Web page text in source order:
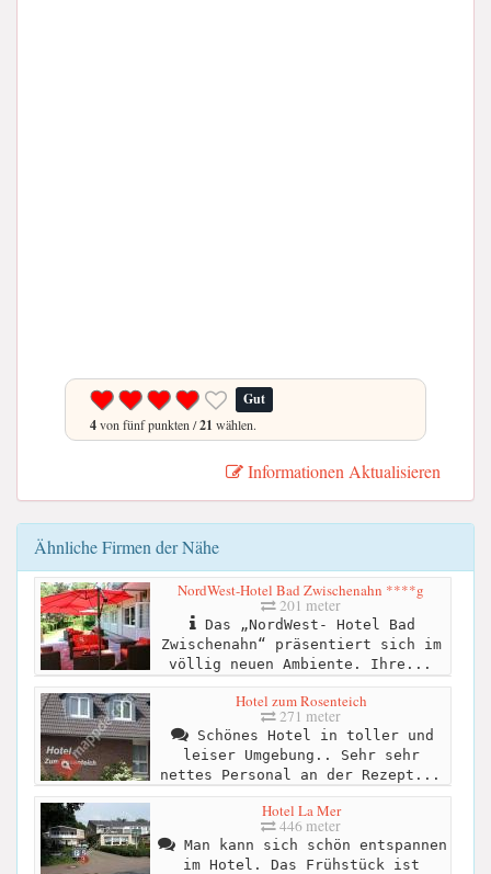
Gut
4von fünf punkten /21 wählen.
Informationen Aktualisieren
Ähnliche Firmen der Nähe
NordWest-Hotel Bad Zwischenahn ****g
201 meter
Das „NordWest- Hotel Bad
Zwischenahn“ präsentiert sich im
völlig neuen Ambiente. Ihre...
Hotel zum Rosenteich
271 meter
Schönes Hotel in toller und
leiser Umgebung.. Sehr sehr
nettes Personal an der Rezept...
Hotel La Mer
446 meter
Man kann sich schön entspannen
im Hotel. Das Frühstück ist